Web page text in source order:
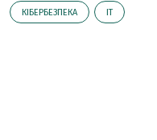
КІБЕРБЕЗПЕКА ІТ